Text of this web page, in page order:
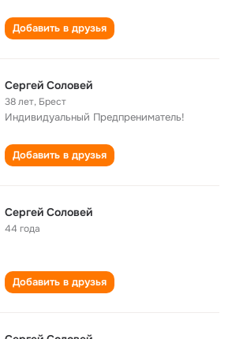
Добавить в друзья
Сергей Соловей
38 лет, Брест
Индивидуальный Предпрениматель!
Добавить в друзья
Сергей Соловей
44 года
Добавить в друзья